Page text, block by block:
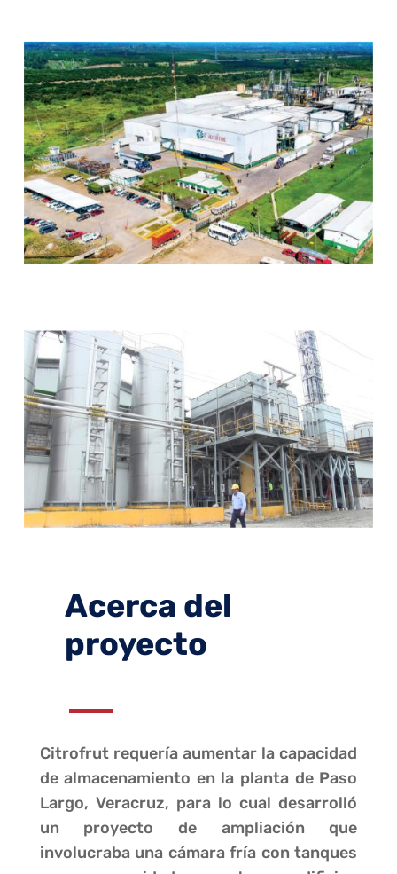
Acerca del
proyecto
Citrofrut requería aumentar la capacidad
de almacenamiento en la planta de Paso
Largo, Veracruz, para lo cual desarrolló
un proyecto de ampliación que
involucraba una cámara fría con tanques